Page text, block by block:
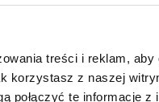
treści i reklam,
korzystasz z naszej
połączyć te informacje